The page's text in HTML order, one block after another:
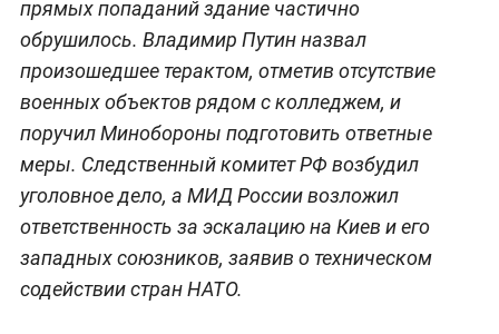
прямых попаданий здание частично
обрушилось. Владимир Путин назвал
произошедшее терактом, отметив отсутствие
военных объектов рядом с колледжем, и
поручил Минобороны подготовить ответные
меры. Следственный комитет РФ возбудил
уголовное дело, а МИД России возложил
ответственность за эскалацию на Киев и его
западных союзников, заявив о техническом
содействии стран НАТО.